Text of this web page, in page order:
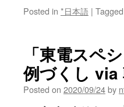
Posted in *日本語 | Tagged
「東電スペ
例づくし via
Posted on 2020/09/24by